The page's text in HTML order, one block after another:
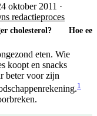
oktober 2011 ·
redactieproces
cholesterol? Hoe
eten. Wie
koopt en snacks
beter voor zijn
1